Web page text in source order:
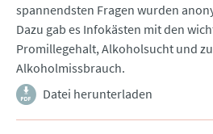
spannendsten Fragen wurden
Dazu gab es Infokästen mit den
Promillegehalt, Alkoholsucht und
Alkoholmissbrauch.
Datei herunterladen